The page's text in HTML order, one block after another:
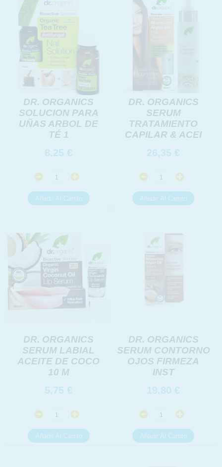
DR. ORGANICS
SOLUCION PARA
UÑAS ARBOL DE
TÉ 1
8,25 €
DR. ORGANICS
SERUM
TRATAMIENTO
CAPILAR & ACEI
26,35 €
DR. ORGANICS
SERUM LABIAL
ACEITE DE COCO
10 M
5,75 €
DR. ORGANICS
SERUM CONTORNO
OJOS FIRMEZA
INST
19,80 €